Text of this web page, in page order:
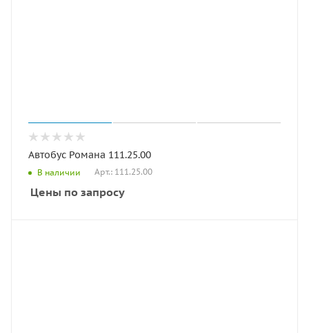
Автобус Романа 111.25.00
В наличии Арт.: 111.25.00
Цены по запросу